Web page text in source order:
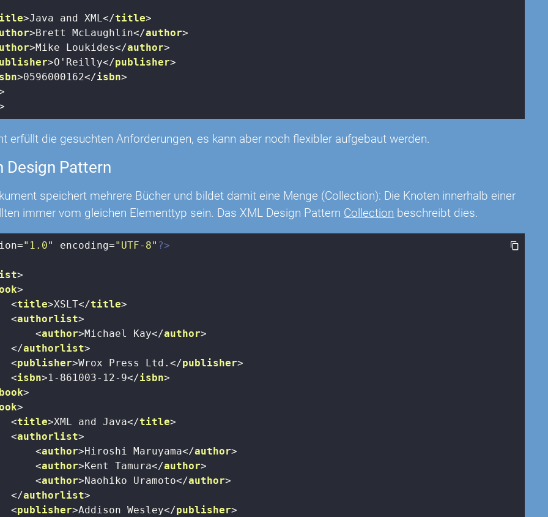
>Java and XML</title>
> Brett McLaughlin</author>
>Mike Loukides</author>
>O'Reilly</publisher>
>0596000162</isbn>
erfüllt die gesuchten Anforderungen, es kann aber noch flexibler aufgebaut werden.
Design Pattern
speichert mehrere Bücher und bildet damit eine Menge (Collection): Die Knoten innerhalb einer
immer vom gleichen Elementtyp sein. Das XML Design Pattern Collection beschreibt dies.
"1.0" encoding="UTF-8" ?>
>
>
<title>XSLT</title>
<authorlist>
<author>Michael Kay</author>
</authorlist>
<publisher>Wrox Press Ltd.</publisher>
<isbn>1-861003-12-9</isbn>
book>
>
<title>XML and Java</title>
<authorlist>
<author>Hiroshi Maruyama</author>
<author>Kent Tamura</author>
<author>Naohiko Uramoto</author>
</authorlist>
<publisher>Addison Wesley</publisher>